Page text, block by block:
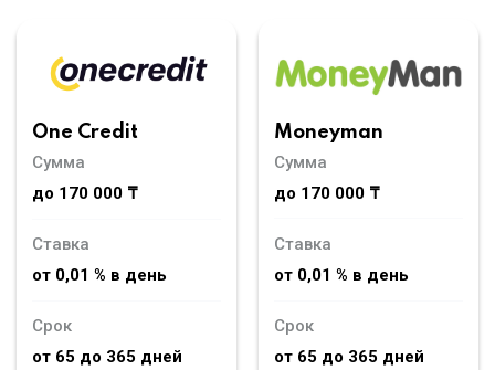
One Credit
Сумма
до 170 000 ₸
Ставка
от 0,01 % в день
Срок
от 65 до 365 дней
Moneyman
Сумма
до 170 000 ₸
Ставка
от 0,01 % в день
Срок
от 65 до 365 дней